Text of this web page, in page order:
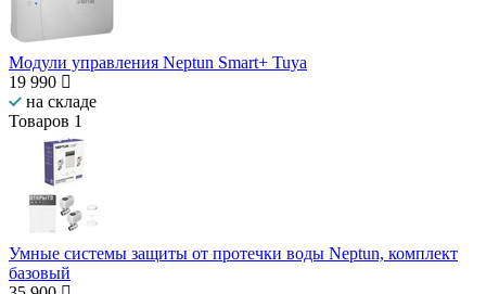
Модули управления Neptun Smart+ Tuya
19 990
на складе
Товаров 1
Умные системы защиты от протечки воды Neptun, комплект
базовый